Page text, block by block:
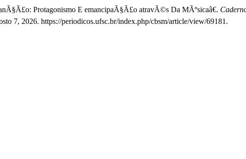
Protagonismo E emancipaÃ§Ã£o atravÃ©s Da MÃºsicaâ€.
7, 2026. https://periodicos.ufsc.br/index.php/cbsm/article/view/69181.